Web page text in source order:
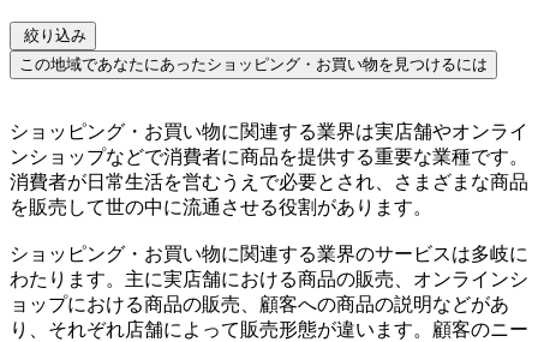
絞り込み
この地域であなたにあったショッピング・お買い物を見つけるには
ショッピング・お買い物に関連する業界は実店舗やオンライ
ンショップなどで消費者に商品を提供する重要な業種です。
消費者が日常生活を営むうえで必要とされ、さまざまな商品
を販売して世の中に流通させる役割があります。
ショッピング・お買い物に関連する業界のサービスは多岐に
わたります。主に実店舗における商品の販売、オンラインシ
ョップにおける商品の販売、顧客への商品の説明などがあ
り、それぞれ店舗によって販売形態が違います。顧客のニー